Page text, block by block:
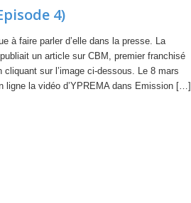
4)
à faire parler d’elle dans la presse. La
un article sur CBM, premier franchisé
sur l’image ci-dessous. Le 8 mars
ligne la vidéo d’YPREMA dans Emission […]